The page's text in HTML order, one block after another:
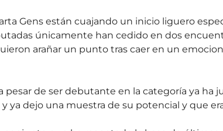
Gens están cuajando un inicio liguero
únicamente han cedido en dos
arañar un punto tras caer en un
pesar de ser debutante en la categoría ya ha
y ya dejo una muestra de su potencial y que